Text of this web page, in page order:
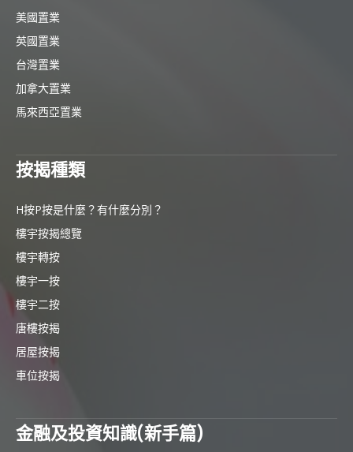
美國置業
英國置業
台灣置業
加拿大置業
馬來西亞置業
按揭種類
H按P按是什麼？有什麼分別？
樓宇按揭總覽
樓宇轉按
樓宇一按
樓宇二按
唐樓按揭
居屋按揭
車位按揭
金融及投資知識(新手篇)